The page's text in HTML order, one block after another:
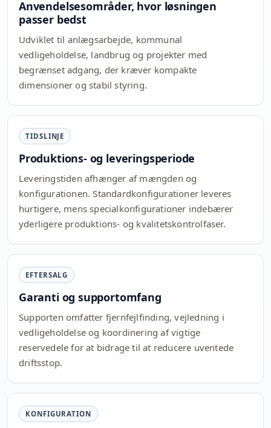
Anvendelsesområder, hvor løsningen
passer bedst
Udviklet til anlægsarbejde, kommunal
vedligeholdelse, landbrug og projekter med
begrænset adgang, der kræver kompakte
dimensioner og stabil styring.
TIDSLINJE
Produktions- og leveringsperiode
Leveringstiden afhænger af mængden og
konfigurationen. Standardkonfigurationer leveres
hurtigere, mens specialkonfigurationer indebærer
yderligere produktions- og kvalitetskontrolfaser.
EFTERSALG
Garanti og supportomfang
Supporten omfatter fjernfejlfinding, vejledning i
vedligeholdelse og koordinering af vigtige
reservedele for at bidrage til at reducere uventede
driftsstop.
KONFIGURATION